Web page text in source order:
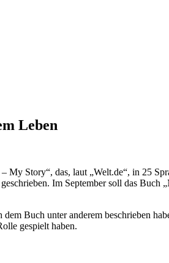
Leben
Story“, das, laut „Welt.de“, in 25
Im September soll das
Buch unter anderem beschrieben
gespielt haben.